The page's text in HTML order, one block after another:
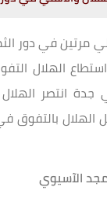
مرتين في دور
آسيا نسخة 2019 استطاع
الآسيوي